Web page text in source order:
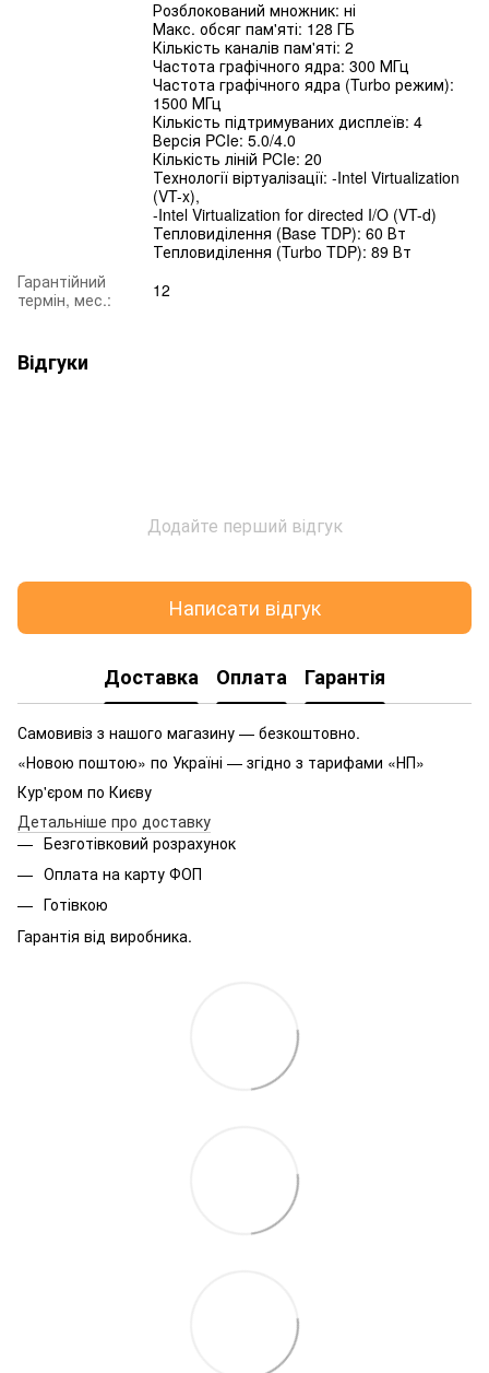
Розблокований множник: ні
Макс. обсяг пам'яті: 128 ГБ
Кількість каналів пам'яті: 2
Частота графічного ядра: 300 МГц
Частота графічного ядра (Turbo режим):
1500 МГц
Кількість підтримуваних дисплеїв: 4
Версія PCIe: 5.0/4.0
Кількість ліній PCIe: 20
Технології віртуалізації: -Intel Virtualization
(VT-x),
-Intel Virtualization for directed I/O (VT-d)
Тепловиділення (Base TDP): 60 Вт
Тепловиділення (Turbo TDP): 89 Вт
Гарантійний
термін, мес.:
12
Відгуки
Додайте перший відгук
Написати відгук
Доставка Оплата Гарантія
Самовивіз з нашого магазину — безкоштовно.
«Новою поштою» по Україні — згідно з тарифами «НП»
Кур'єром по Києву
Детальніше про доставку
Безготівковий розрахунок
Оплата на карту ФОП
Готівкою
Гарантія від виробника.